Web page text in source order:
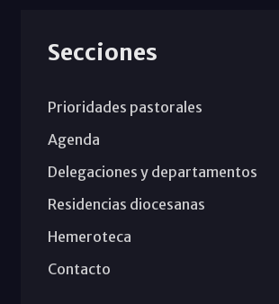
Secciones
Prioridades pastorales
Agenda
Delegaciones y departamentos
Residencias diocesanas
Hemeroteca
Contacto